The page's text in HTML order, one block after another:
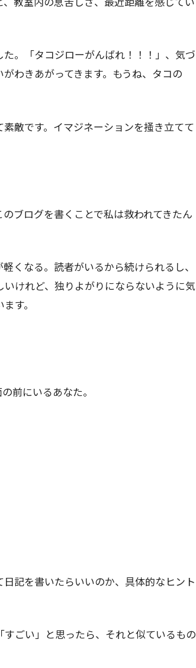
。「タコジローがんばれ！！！」、気づ
わきあがってきます。もうね、タコの
敵です。イマジネーションを掻き立てて
ブログを書くことで私は救われてきたん
くなる。読者がいるから続けられるし、
けれど、独りよがりにならないように気
す。
前にいるあなた。
記を書いたらいいのか、具体的なヒント
ごい」と思ったら、それと似ているもの